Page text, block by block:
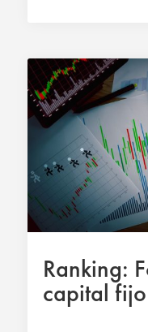
Ranking:
capital fijo